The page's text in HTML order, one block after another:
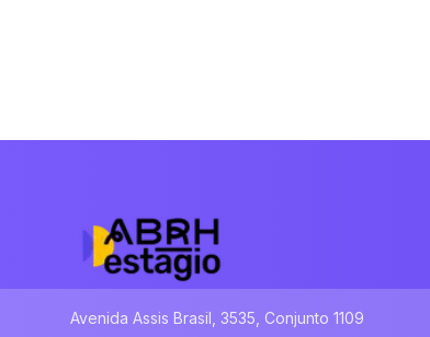
Avenida Assis Brasil, 3535, Conjunto 1109